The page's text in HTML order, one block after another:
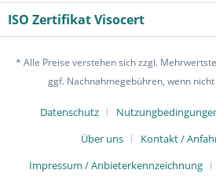
ISO Zertifikat Visocert
* Alle Preise verstehen sich zzgl.
ggf. Nachnahmegebühren, wenn
Datenschutz
Über uns
Kontakt /
Impressum / Anbieterkennzeichnung